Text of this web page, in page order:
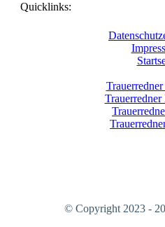
Quicklinks:
Trauerredner
© Copyright 2023 -